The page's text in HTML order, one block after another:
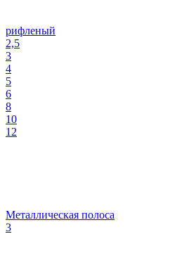
рифленый
2,5
3
4
5
6
8
10
12
Металлическая полоса
3